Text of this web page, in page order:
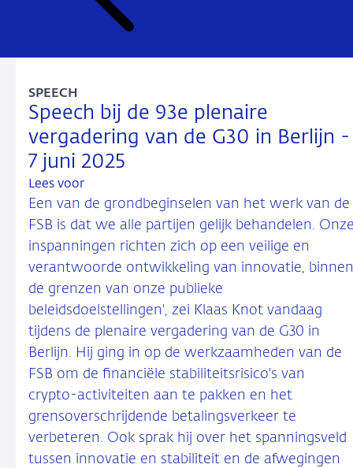
Speech bij de 93e plenaire
vergadering van de G30 in Berlijn -
7 juni 2025
SPEECH
Lees voor
Een van de grondbeginselen van het werk van de
FSB is dat we alle partijen gelijk behandelen.
inspanningen richten zich op een veilige en
verantwoorde ontwikkeling van innovatie, binnen
de grenzen van onze publieke
beleidsdoelstellingen', zei Klaas Knot vandaag
tijdens de plenaire vergadering van de G30 in
Berlijn. Hij ging in op de werkzaamheden van de
FSB om de financiële stabiliteitsrisico's van
crypto-activiteiten aan te pakken en het
grensoverschrijdende betalingsverkeer te
verbeteren. Ook sprak hij over het spanningsveld
tussen innovatie en stabiliteit en de afwegingen